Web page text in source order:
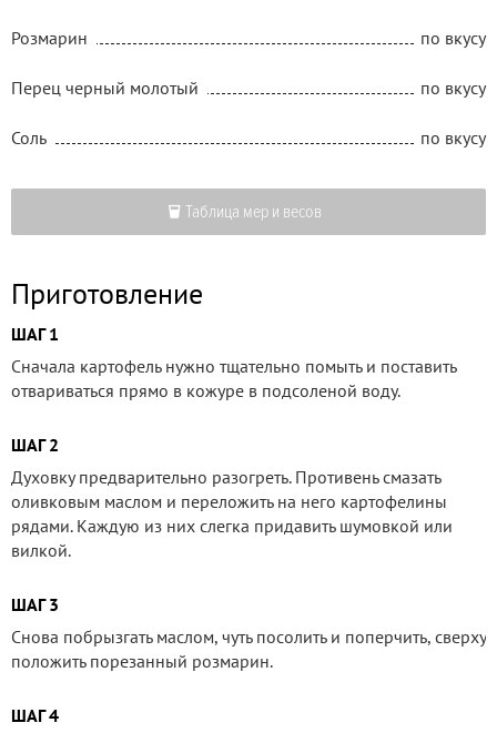
Розмарин по вкусу
Перец черный молотый по вкусу
Соль по вкусу
Таблица мер и весов
Приготовление
ШАГ 1
Сначала картофель нужно тщательно помыть и поставить
отвариваться прямо в кожуре в подсоленой воду.
ШАГ 2
Духовку предварительно разогреть. Противень смазать
оливковым маслом и переложить на него картофелины
рядами. Каждую из них слегка придавить шумовкой или
вилкой.
ШАГ 3
Снова побрызгать маслом, чуть посолить и поперчить, сверху
положить порезанный розмарин.
ШАГ 4